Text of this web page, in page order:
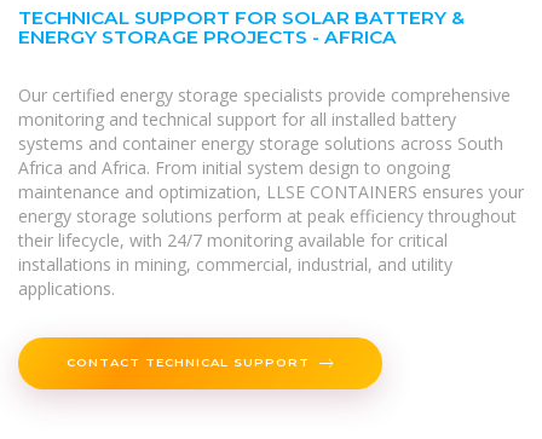
TECHNICAL SUPPORT FOR SOLAR BATTERY &
ENERGY STORAGE PROJECTS - AFRICA
Our certified energy storage specialists provide comprehensive
monitoring and technical support for all installed battery
systems and container energy storage solutions across South
Africa and Africa. From initial system design to ongoing
maintenance and optimization, LLSE CONTAINERS ensures your
energy storage solutions perform at peak efficiency throughout
their lifecycle, with 24/7 monitoring available for critical
installations in mining, commercial, industrial, and utility
applications.
CONTACT TECHNICAL SUPPORT